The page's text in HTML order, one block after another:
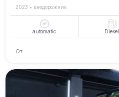
2023 • внедорожник
automatic Diesel
От